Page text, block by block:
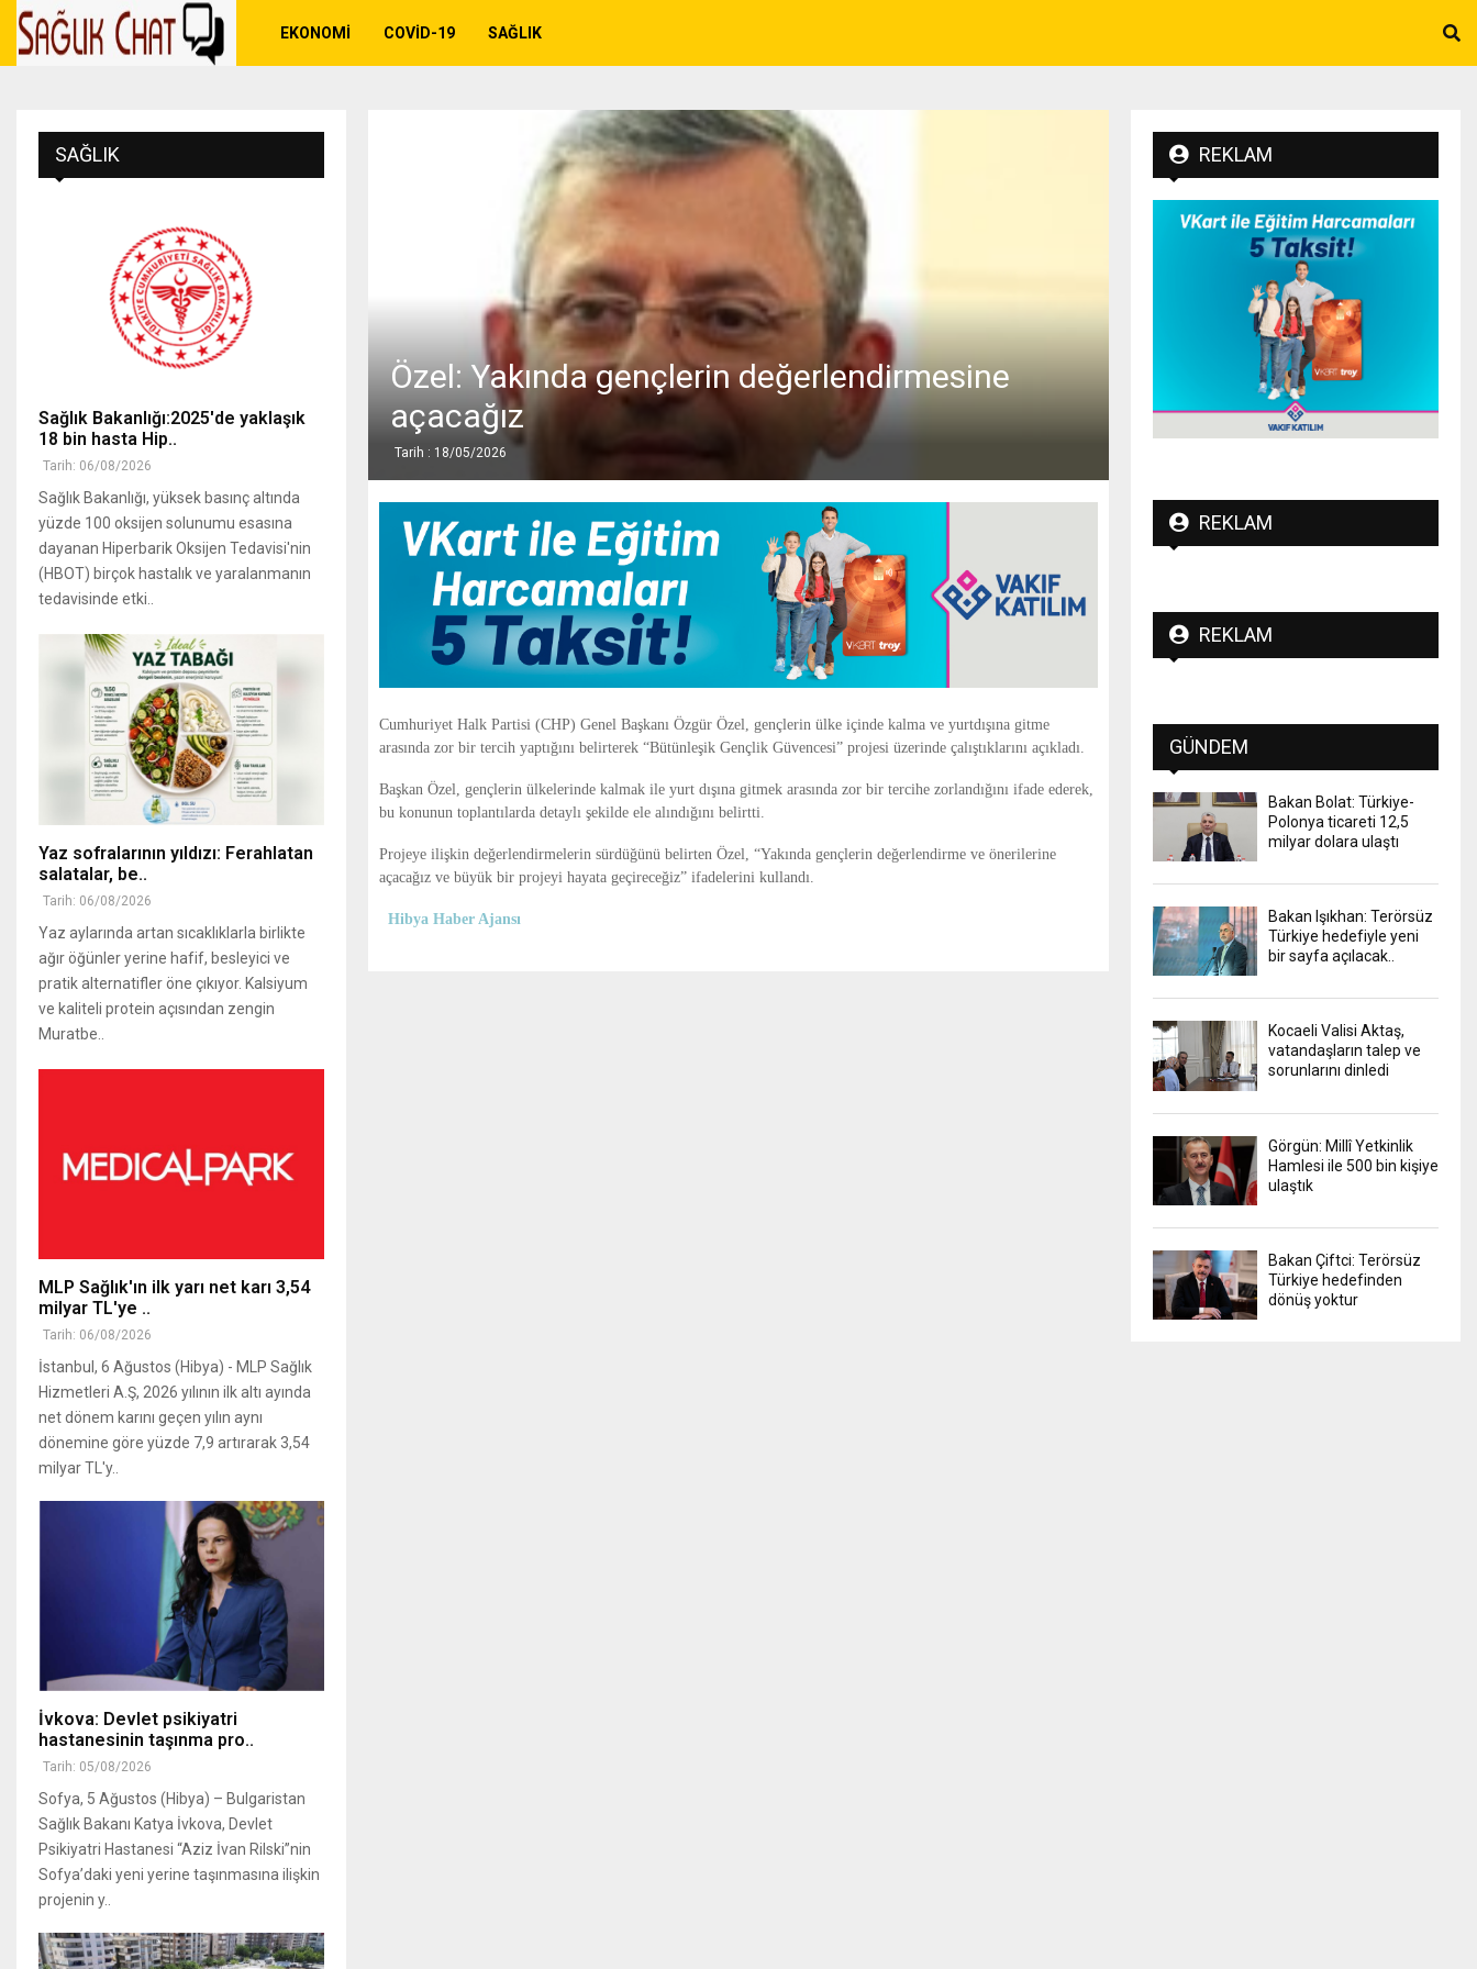
EKONOMI COVID-19 SAĞLIK
Özel: Yakında gençlerin değerlendirmesine
açacağız
Tarih : 18/05/2026
Cumhuriyet Halk Partisi (CHP) Genel Başkanı Özgür Özel, gençlerin ülke içinde kalma ve yurtdışına gitme
arasında zor bir tercih yaptığını belirterek “Bütünleşik Gençlik Güvencesi” projesi üzerinde çalıştıklarını açıkladı.
Başkan Özel, gençlerin ülkelerinde kalmak ile yurt dışına gitmek arasında zor bir tercihe zorlandığını ifade ederek,
bu konunun toplantılarda detaylı şekilde ele alındığını belirtti.
Projeye ilişkin değerlendirmelerin sürdüğünü belirten Özel, “Yakında gençlerin değerlendirme ve önerilerine
açacağız ve büyük bir projeyi hayata geçireceğiz” ifadelerini kullandı.
Hibya Haber Ajansı
SAĞLIK
Sağlık Bakanlığı:2025'de yaklaşık
18 bin hasta Hip..
Tarih: 06/08/2026
Sağlık Bakanlığı, yüksek basınç altında
yüzde 100 oksijen solunumu esasına
dayanan Hiperbarik Oksijen Tedavisi'nin
(HBOT) birçok hastalık ve yaralanmanın
tedavisinde etki..
Yaz sofralarının yıldızı: Ferahlatan
salatalar, be..
Tarih: 06/08/2026
Yaz aylarında artan sıcaklıklarla birlikte
ağır öğünler yerine hafif, besleyici ve
pratik alternatifler öne çıkıyor. Kalsiyum
ve kaliteli protein açısından zengin
Muratbe..
MLP Sağlık'ın ilk yarı net karı 3,54
milyar TL'ye ..
Tarih: 06/08/2026
İstanbul, 6 Ağustos (Hibya) - MLP Sağlık
Hizmetleri A.Ş, 2026 yılının ilk altı ayında
net dönem karını geçen yılın aynı
dönemine göre yüzde 7,9 artırarak 3,54
milyar TL'y..
İvkova: Devlet psikiyatri
hastanesinin taşınma pro..
Tarih: 05/08/2026
Sofya, 5 Ağustos (Hibya) – Bulgaristan
Sağlık Bakanı Katya İvkova, Devlet
Psikiyatri Hastanesi “Aziz İvan Rilski”nin
Sofya’daki yeni yerine taşınmasına ilişkin
projenin y..
REKLAM
REKLAM
REKLAM
GÜNDEM
Bakan Bolat: Türkiye-
Polonya ticareti 12,5
milyar dolara ulaştı
Bakan Işıkhan: Terörsüz
Türkiye hedefiyle yeni
bir sayfa açılacak..
Kocaeli Valisi Aktaş,
vatandaşların talep ve
sorunlarını dinledi
Görgün: Millî Yetkinlik
Hamlesi ile 500 bin kişiye
ulaştık
Bakan Çiftci: Terörsüz
Türkiye hedefinden
dönüş yoktur